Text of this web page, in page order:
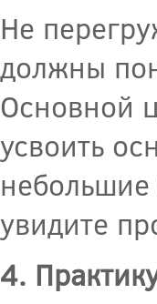
Не
должны
Основной
усвоить
небольшие
увидите
4.